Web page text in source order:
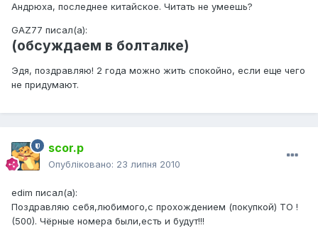
Андрюха, последнее китайское. Читать не умеешь?
GAZ77 писал(а):
(обсуждаем в болталке)
Эдя, поздравляю! 2 года можно жить спокойно, если еще чего
не придумают.
scor.p
Опубліковано: 23 липня 2010
edim писал(а):
Поздравляю себя,любимого,с прохождением (покупкой) ТО !
(500). Чёрные номера были,есть и будут!!!